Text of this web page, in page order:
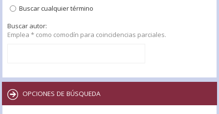
Buscar cualquier término
Buscar autor:
Emplea * como comodín para coincidencias parciales.
OPCIONES DE BÚSQUEDA